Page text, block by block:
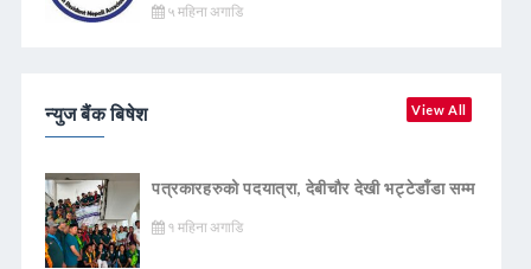
५ महिना अगाडि
न्युज बैंक बिषेश View All
पत्रकारहरुको पदयात्रा, देबीचौर देखी भट्टेडाँडा सम्म
१ महिना अगाडि